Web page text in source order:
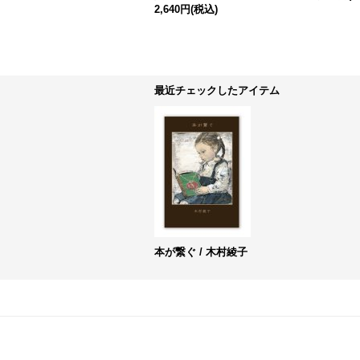
2,640円(税込)
最近チェックしたアイテム
本が繋ぐ / 木村綾子